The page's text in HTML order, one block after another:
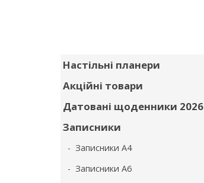
Настільні планери
Акційні товари
Датовані щоденники 2026
Записники
- Записники А4
- Записники А6